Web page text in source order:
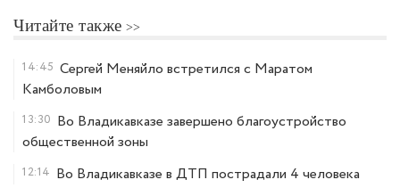
Читайте также
14:45 Сергей Меняйло встретился с Маратом
Камболовым
13:30 Во Владикавказе завершено благоустройство
общественной зоны
12:14 Во Владикавказе в ДТП пострадали 4 человека